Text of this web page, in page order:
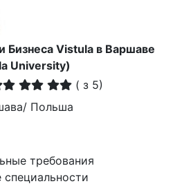
Бизнеса Vistula в Варшаве
University)
( з 5)
Польша
требования
специальности